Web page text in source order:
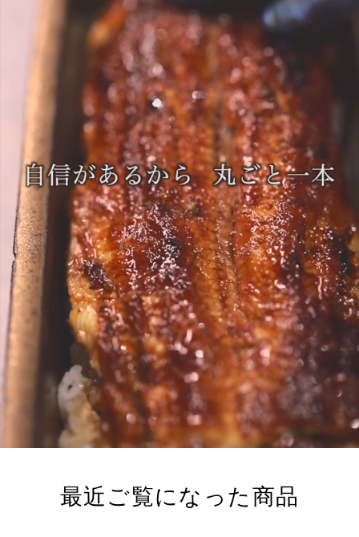
最近ご覧になった商品